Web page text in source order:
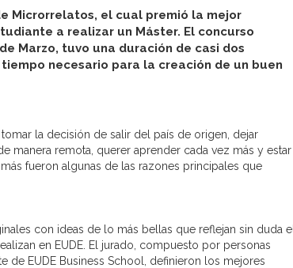
Microrrelatos, el cual premió la mejor
a realizar un Máster. El concurso
Marzo, tuvo una duración de casi dos
necesario para la creación de un buen
la decisión de salir del país de origen, dejar
manera remota, querer aprender cada vez más y estar
fueron algunas de las razones principales que
con ideas de lo más bellas que reflejan sin duda el
en EUDE. El jurado, compuesto por personas
EUDE Business School, definieron los mejores